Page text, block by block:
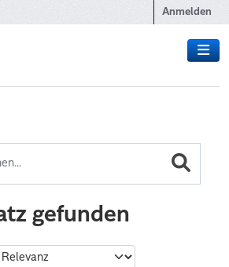
Anmelden
gefunden